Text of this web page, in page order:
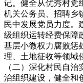
记。健全从优秀村党
机关公务员、招聘乡
民中发展党员力度。
级组织运转经费保障
基层小微权力腐败惩
理、土地征收等领域
（二）深化村民自
治组织建设，健全和